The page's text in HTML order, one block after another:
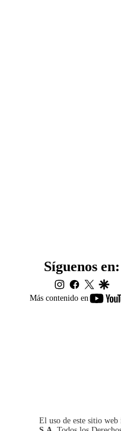
Más contenido en
Síguenos en:
instagram
facebook
twitter
El uso de este sitio